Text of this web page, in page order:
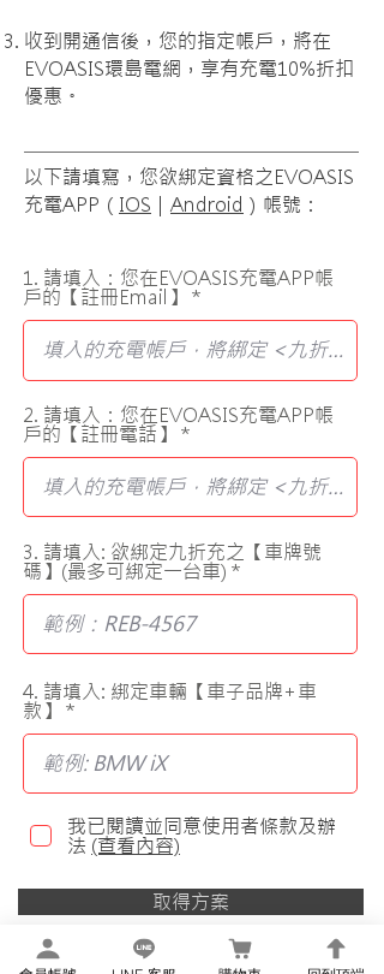
收到開通信後，您的指定帳戶，將在
EVOASIS環島電網，享有充電10%折扣
優惠。
以下請填寫，您欲綁定資格之EVOASIS
充電APP（ IOS Android ）帳號：
1. 請填入：您在EVOASIS充電APP帳
戶的【註冊Email】
2. 請填入：您在EVOASIS充電APP帳
戶的【註冊電話】
3. 請填入: 欲綁定九折充之【車牌號
碼】(最多可綁定一台車)
4. 請填入: 綁定車輛【車子品牌+車
款】
我已閱讀並同意使用者條款及辦
法 (查看內容)
取得方案